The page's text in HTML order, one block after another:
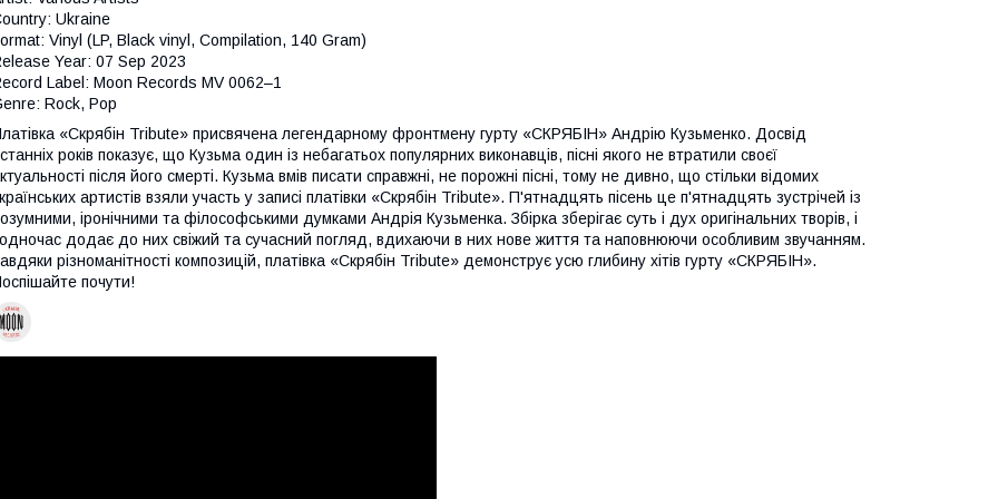
Ukraine
Vinyl (LP, Black vinyl, Compilation, 140 Gram)
Year: 07 Sep 2023
Label: Moon Records MV 0062–1
Rock, Pop
«Скрябін Tribute» присвячена легендарному фронтмену гурту «СКРЯБІН» Андрію Кузьменко. Досвід
років показує, що Кузьма один із небагатьох популярних виконавців, пісні якого не втратили своєї
після його смерті. Кузьма вмів писати справжні, не порожні пісні, тому не дивно, що стільки відомих
артистів взяли участь у записі платівки «Скрябін Tribute». П'ятнадцять пісень це п'ятнадцять зустрічей із
іронічними та філософськими думками Андрія Кузьменка. Збірка зберігає суть і дух оригінальних творів, і
додає до них свіжий та сучасний погляд, вдихаючи в них нове життя та наповнюючи особливим звучанням.
різноманітності композицій, платівка «Скрябін Tribute» демонструє усю глибину хітів гурту «СКРЯБІН».
почути!